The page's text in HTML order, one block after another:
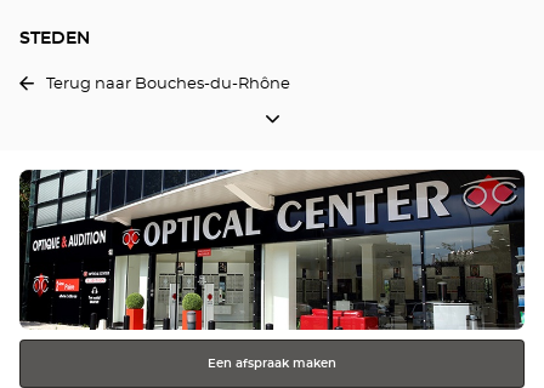
STEDEN
STEDEN
Terug naar Bouches-du-Rhône
Druk
op
de
ENTER
toets
voor
meer
Een afspraak maken